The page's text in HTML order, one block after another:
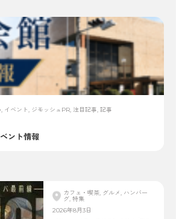
イベント, ジモッシュPR, 注目記事, 記事
ント情報
カフェ・喫茶, グルメ, ハンバー
グ, 特集
2026年8月3日